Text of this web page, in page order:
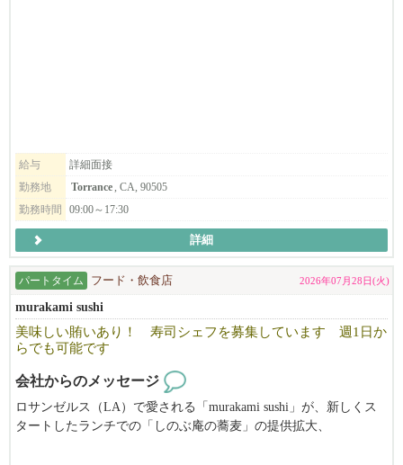
＜職種＞
メディカルアシスタント（Medical Assistant）
＜勤務形態＞
・パートタイム／フルタイム
・週3～5日
・午後勤務が可能な方歓迎
・長期勤務できる方歓迎
＜日本で看護師として働いていた皆さまへ＞
「アメリカで働くのは初めてだから不安…」
そんな方もご安心ください。
給与
詳細面接
勤務地
Torrance , CA, 90505
勤務時間
09:00～17:30
詳細
パートタイム フード・飲食店 2026年07月28日(火)
murakami sushi
美味しい賄いあり！ 寿司シェフを募集しています 週1日か
らでも可能です
会社からのメッセージ
ロサンゼルス（LA）で愛される「murakami sushi」が、新しくス
タートしたランチでの「しのぶ庵の蕎麦」の提供拡大、